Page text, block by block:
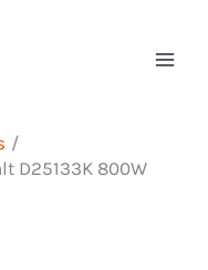
D25133K 800W